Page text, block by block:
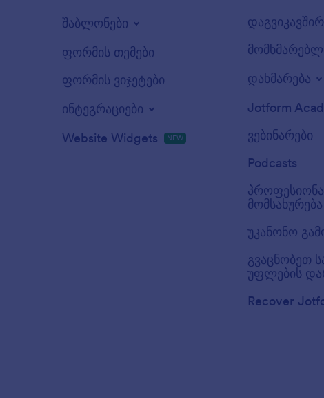
შაბლონები
ფორმის თემები
ფორმის ვიჯეტები
ინტეგრაციები
Website Widgets
NEW
დახმარება
Jotform
ვებინარები
Podcasts
მომსახურება
უკანონო
გვაცნობეთ
უფლების
Recover